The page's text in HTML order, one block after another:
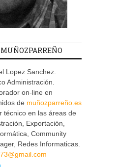
Lopez Sanchez.
Administración.
on-line en
de muñozparreño.es
técnico en las áreas de
Exportación,
Community
Redes Informaticas.